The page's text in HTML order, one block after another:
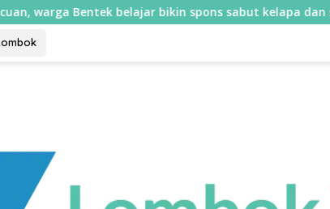
belajar bikin spons sabut kelapa dan sabun cair